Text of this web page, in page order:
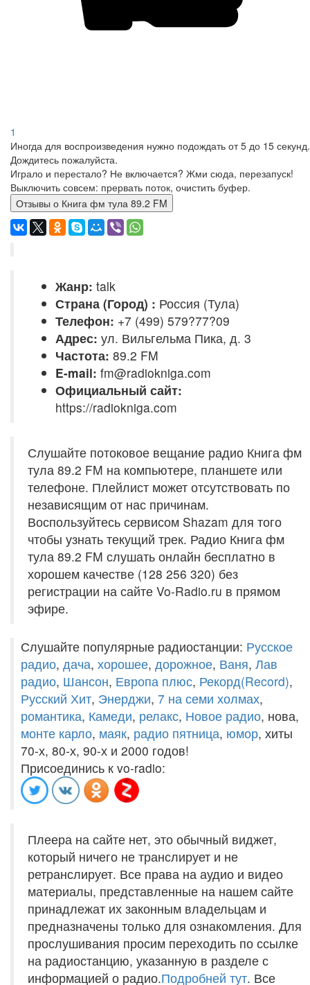
1
Иногда для воспроизведения нужно подождать от 5 до 15 секунд.
Дождитесь пожалуйста.
Играло и перестало? Не включается? Жми сюда, перезапуск!
Выключить совсем: прервать поток, очистить буфер.
Отзывы о Книга фм тула 89.2 FM
Жанр: talk
Страна (Город) : Россия (Тула)
Телефон: +7 (499) 579?77?09
Адрес: ул. Вильгельма Пика, д. 3
Частота: 89.2 FM
E-mail: fm@radiokniga.com
Официальный сайт:
https://radiokniga.com
Слушайте потоковое вещание радио Книга фм
тула 89.2 FM на компьютере, планшете или
телефоне. Плейлист может отсутствовать по
независящим от нас причинам.
Воспользуйтесь сервисом Shazam для того
чтобы узнать текущий трек. Радио Книга фм
тула 89.2 FM слушать онлайн бесплатно в
хорошем качестве (128 256 320) без
регистрации на сайте Vo-Radio.ru в прямом
эфире.
Слушайте популярные радиостанции: Русское
радио, дача, хорошее, дорожное, Ваня, Лав
радио, Шансон, Европа плюс, Рекорд(Record),
Русский Хит, Энерджи, 7 на семи холмах,
романтика, Камеди, релакс, Новое радио, нова,
монте карло, маяк, радио пятница, юмор, хиты
70-х, 80-х, 90-х и 2000 годов!
Присоединись к vo-radio:
Плеера на сайте нет, это обычный виджет,
который ничего не транслирует и не
ретранслирует. Все права на аудио и видео
материалы, представленные на нашем сайте
принадлежат их законным владельцам и
предназначены только для ознакомления. Для
прослушивания просим переходить по ссылке
на радиостанцию, указанную в разделе с
информацией о радио.Подробней тут. Все